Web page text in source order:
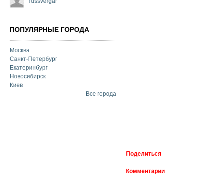
ПОПУЛЯРНЫЕ ГОРОДА
Москва
Санкт-Петербург
Екатеринбург
Новосибирск
Киев
Все города
Поделиться
Комментарии